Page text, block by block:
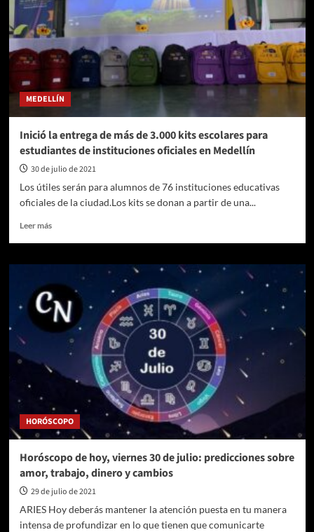
Plaza
Botero
del
Centro
de
MEDELLÍN
Inició la entrega de más de 3.000 kits escolares para
estudiantes de instituciones oficiales en Medellín
30 de julio de 2021
Los útiles serán para alumnos de 76 instituciones educativas
oficiales de la ciudad.Los kits se donan a partir de una...
Leer másLeer
Inició
entrega
de
más
3.000
escolares
de
instituciones
oficiales
Medellín
HORÓSCOPO
Horóscopo de hoy, viernes 30 de julio: predicciones sobre
amor, trabajo, dinero y cambios
29 de julio de 2021
ARIES Hoy deberás mantener la atención puesta en tu manera
intensa de profundizar en lo que tienen que comunicarte